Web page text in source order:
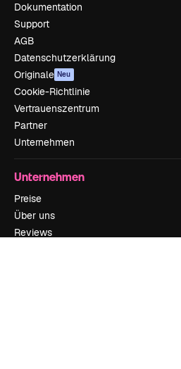
Dokumentation
Support
AGB
Datenschutzerklärung
Originale Neu
Cookie-Richtlinie
Vertrauenszentrum
Partner
Unternehmen
Unternehmen
Preise
Über uns
Reviews